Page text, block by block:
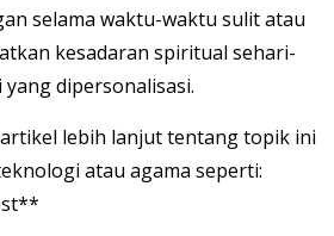
selama waktu-waktu sulit atau
kesadaran spiritual sehari-
dipersonalisasi.
lebih lanjut tentang topik ini
atau agama seperti: